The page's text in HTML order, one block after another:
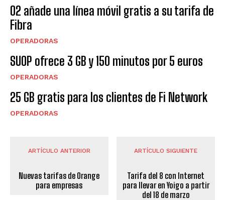
O2 añade una línea móvil gratis a su tarifa de
Fibra
OPERADORAS
SUOP ofrece 3 GB y 150 minutos por 5 euros
OPERADORAS
25 GB gratis para los clientes de Fi Network
OPERADORAS
ARTÍCULO ANTERIOR
Nuevas tarifas de Orange
para empresas
ARTÍCULO SIGUIENTE
Tarifa del 8 con Internet
para llevar en Yoigo a partir
del 18 de marzo